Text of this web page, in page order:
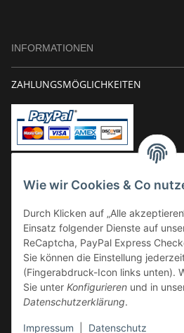
Wie wir Cookies & Co
Durch Klicken auf „Alle
Einsatz folgender Dienste auf
ReCaptcha, PayPal Express
Sie können die Einstellung
(Fingerabdruck-Icon links unten).
Sie unter Konfigurieren und in
Datenschutzerklärung.
Impressum Datenschutz
INFORMATIONEN
ZAHLUNGSMÖGLICHKEITEN
Kauf auf Rechnung
VERSAND